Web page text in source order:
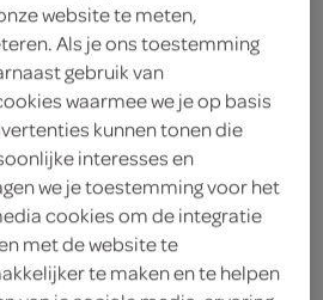
zijn niet zichtbaar bij de
wél automatisch
website te meten,
Als je ons toestemming
gebruik van
waarmee we je op basis
kunnen tonen die
interesses en
we je toestemming voor het
cookies om de integratie
met de website te
te maken en te helpen